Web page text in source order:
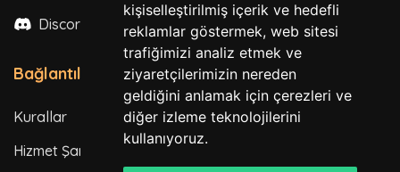
kişiselleştirilmiş içerik ve hedefli
reklamlar göstermek, web sitesi
trafiğimizi analiz etmek ve
ziyaretçilerimizin nereden
geldiğini anlamak için çerezleri ve
diğer izleme teknolojilerini
kullanıyoruz.
Discord
Bağlantılar
Kurallar
Hizmet Şartları